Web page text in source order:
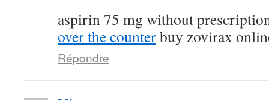
aspirin 75 mg without
over the counterbuy zovirax
Répondre